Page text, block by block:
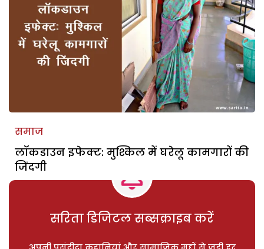
समाज
लॉकडाउन इफेक्ट: मुश्किल में घरेलू कामगारों की
जिंदगी
सरिता डिजिटल सब्सक्राइब करें